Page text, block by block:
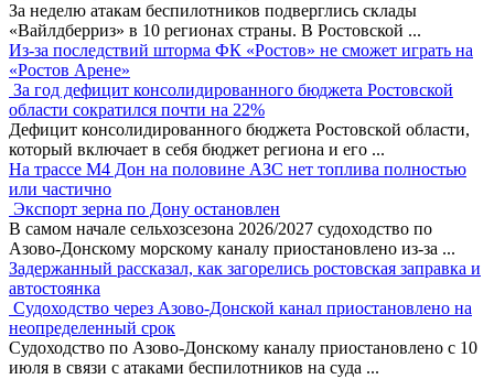
За неделю атакам беспилотников подверглись склады
«Вайлдберриз» в 10 регионах страны. В Ростовской ...
Из-за последствий шторма ФК «Ростов» не сможет играть на
«Ростов Арене»
За год дефицит консолидированного бюджета Ростовской
области сократился почти на 22%
Дефицит консолидированного бюджета Ростовской области,
который включает в себя бюджет региона и его ...
На трассе М4 Дон на половине АЗС нет топлива полностью
или частично
Экспорт зерна по Дону остановлен
В самом начале сельхозсезона 2026/2027 судоходство по
Азово-Донскому морскому каналу приостановлено из-за ...
Задержанный рассказал, как загорелись ростовская заправка и
автостоянка
Судоходство через Азово-Донской канал приостановлено на
неопределенный срок
Судоходство по Азово-Донскому каналу приостановлено с 10
июля в связи с атаками беспилотников на суда ...